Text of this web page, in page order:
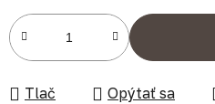
Jednotková cena:
Tlač Opýtať sa